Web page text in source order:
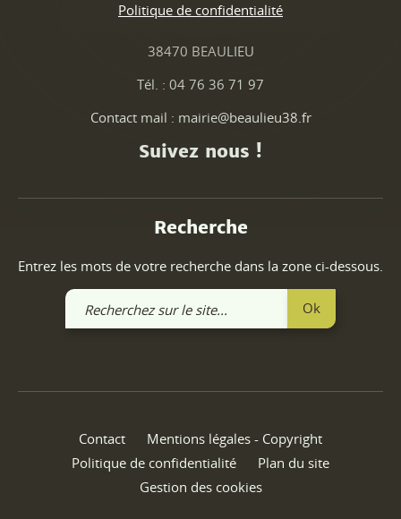
1 Place de la Mairie
38470 BEAULIEU
Tél. : 04 76 36 71 97
Contact mail : mairie@beaulieu38.fr
Suivez nous !
Recherche
Entrez les mots de votre recherche dans la zone ci-dessous.
Recherchez
sur
Ok
Contact
Mentions légales - Copyright
Politique de confidentialité
Plan du site
Gestion des cookies
Politique de confidentialité